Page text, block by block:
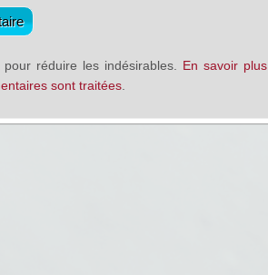
réduire les indésirables. En savoir
sont traitées